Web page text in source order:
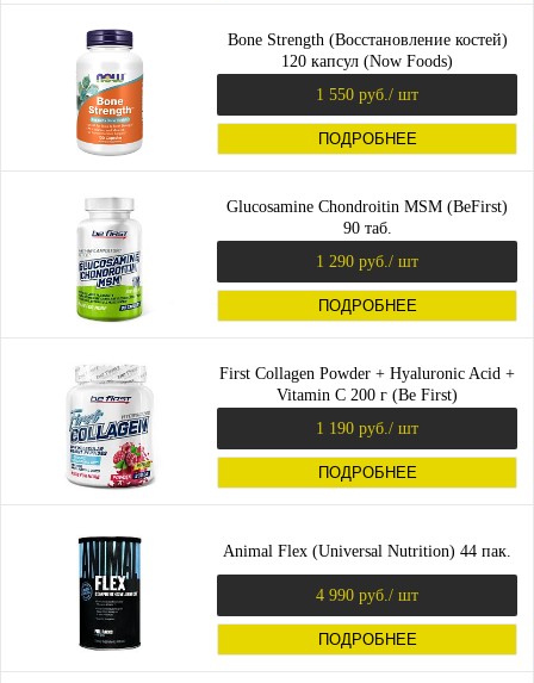
Bone Strength (Восстановление костей)
120 капсул (Now Foods)
1 550 руб. / шт
ПОДРОБНЕЕ
Glucosamine Chondroitin MSM (BeFirst)
90 таб.
1 290 руб. / шт
ПОДРОБНЕЕ
First Collagen Powder + Hyaluronic Acid +
Vitamin C 200 г (Be First)
1 190 руб. / шт
ПОДРОБНЕЕ
Animal Flex (Universal Nutrition) 44 пак.
4 990 руб. / шт
ПОДРОБНЕЕ